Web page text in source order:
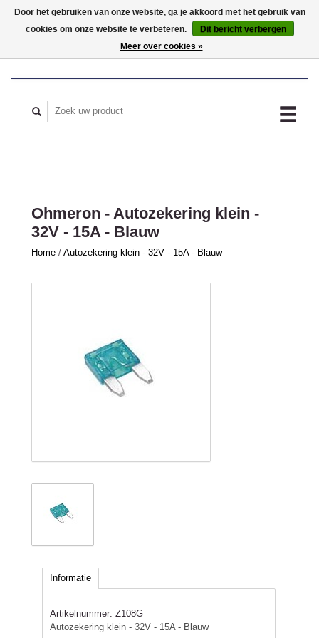
MIJN ACCOUNT
Ohmeron - Autozekering klein -
32V - 15A - Blauw
Home / Autozekering klein - 32V - 15A - Blauw
Informatie
Artikelnummer: Z108G
Autozekering klein - 32V - 15A - Blauw
Door het gebruiken van onze website, ga je akkoord met het gebruik van
cookies om onze website te verbeteren.
Dit bericht verbergen
Meer over cookies »